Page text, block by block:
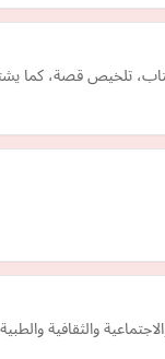
تلخيص قصة، كما
والثقافية والطبية